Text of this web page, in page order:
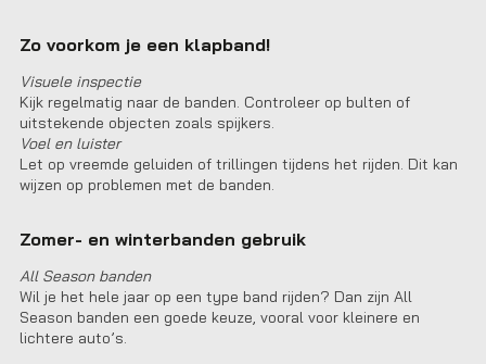
Zo voorkom je een klapband!
Visuele inspectie
Kijk regelmatig naar de banden. Controleer op bulten of
uitstekende objecten zoals spijkers.
Voel en luister
Let op vreemde geluiden of trillingen tijdens het rijden. Dit kan
wijzen op problemen met de banden.
Zomer- en winterbanden gebruik
All Season banden
Wil je het hele jaar op een type band rijden? Dan zijn All
Season banden een goede keuze, vooral voor kleinere en
lichtere auto’s.